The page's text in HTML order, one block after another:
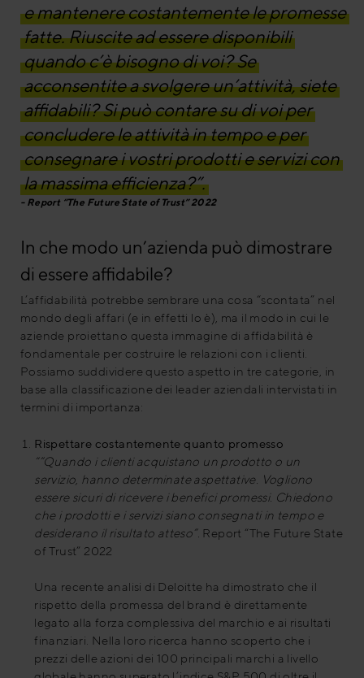
e mantenere costantemente le promesse
fatte. Riuscite ad essere disponibili
quando c’è bisogno di voi? Se
acconsentite a svolgere un’attività, siete
affidabili? Si può contare su di voi per
concludere le attività in tempo e per
consegnare i vostri prodotti e servizi con
la massima efficienza?”.
Report “The Future State of Trust” 2022
In che modo un’azienda può dimostrare
di essere affidabile?
L’affidabilità potrebbe sembrare una cosa “scontata” nel
mondo degli affari (e in effetti lo è), ma il modo in cui le
aziende proiettano questa immagine di affidabilità è
fondamentale per costruire le relazioni con i clienti.
Possiamo suddividere questo aspetto in tre categorie, in
base alla classificazione dei leader aziendali intervistati in
termini di importanza:
Rispettare costantemente quanto promesso
“”Quando i clienti acquistano un prodotto o un
servizio, hanno determinate aspettative. Vogliono
essere sicuri di ricevere i benefici promessi. Chiedono
che i prodotti e i servizi siano consegnati in tempo e
desiderano il risultato atteso”. Report “The Future State
of Trust” 2022
Una recente analisi di Deloitte ha dimostrato che il
rispetto della promessa del brand è direttamente
legato alla forza complessiva del marchio e ai risultati
finanziari. Nella loro ricerca hanno scoperto che i
prezzi delle azioni dei 100 principali marchi a livello